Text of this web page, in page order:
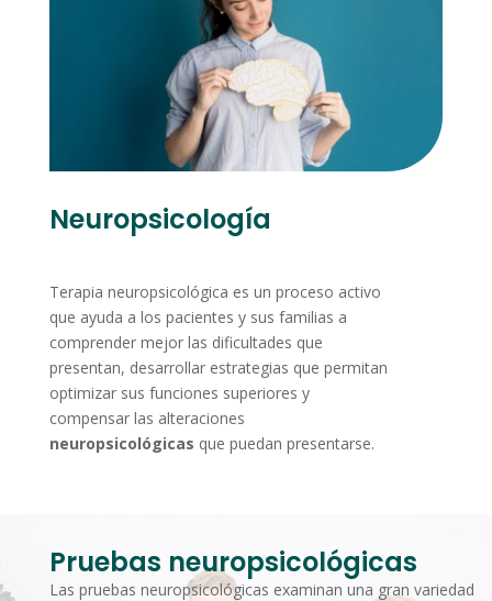
Neuropsicología
Terapia neuropsicológica es un proceso activo
que ayuda a los pacientes y sus familias a
comprender mejor las dificultades que
presentan, desarrollar estrategias que permitan
optimizar sus funciones superiores y
compensar las alteraciones
neuropsicológicas que puedan presentarse.
Pruebas neuropsicológicas
Las pruebas neuropsicológicas examinan una gran variedad